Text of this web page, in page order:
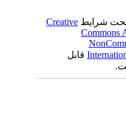
شرایطCreative
قابل